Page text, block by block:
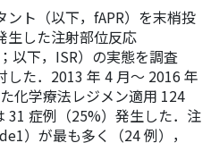
ト（以下，fAPR）を末梢投
生した注射部位反応
以下，ISR）の実態を調査
した．2013 年 4 月～ 2016 年
化学療法レジメン適用 124
31 症例（25%）発生した．注
）が最も多く（24 例），